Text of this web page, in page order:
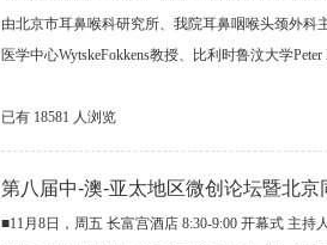
由北京市耳鼻喉科研究所、我院耳鼻咽喉头颈外科
医学中心WytskeFokkens教授、比利时鲁汶大学
已有 18581 人浏览
第八届中-澳-亚太地区微创论坛暨北京
■11月8日，周五 长富宫酒店 8:30-9:00 开幕式 主